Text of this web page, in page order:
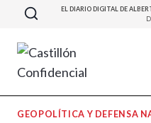
Saltar
contenido
EL DIARIO DIGITAL DE
GEOPOLÍTICA Y DEFENSA